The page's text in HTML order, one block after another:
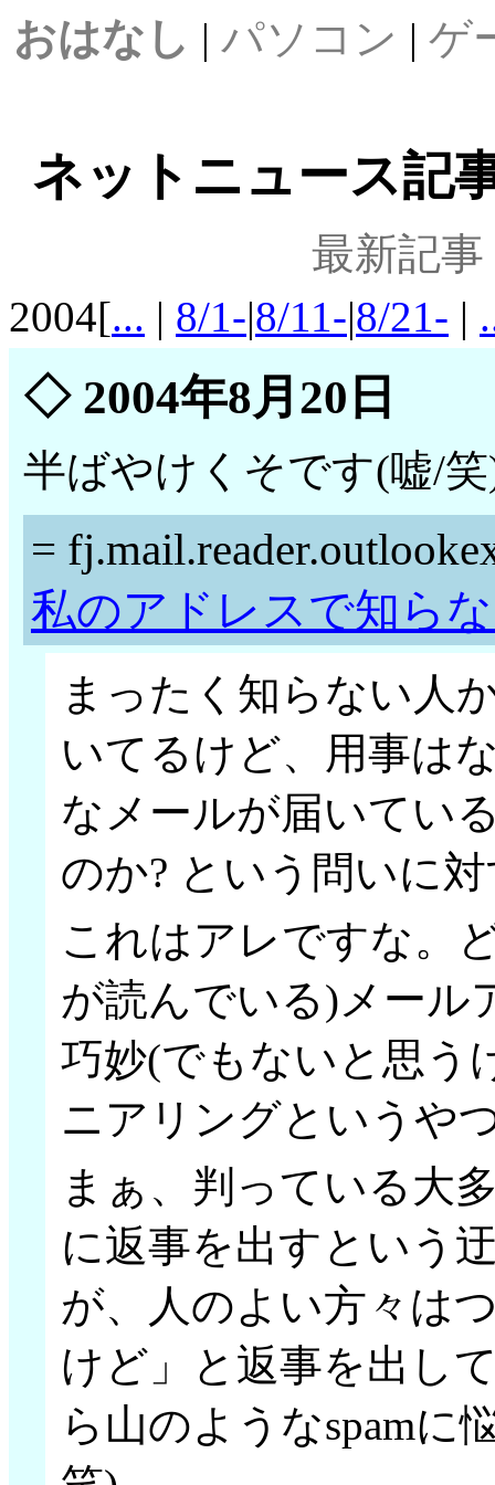
おはなし | パソコン | ゲ
ネットニュース記
最新記事
2004[... | 8/1-|8/11-|8/21- |
◇2004年8月20日
半ばやけくそです(嘘/
=
私のアドレスで知ら
まったく知らない人
いてるけど、用事は
なメールが届いてい
のか? という問いに
これはアレですな。
が読んでいる)メール
巧妙(でもないと思う
ニアリングというや
まぁ、判っている大
に返事を出すという
が、人のよい方々は
けど」と返事を出し
ら山のようなspamに